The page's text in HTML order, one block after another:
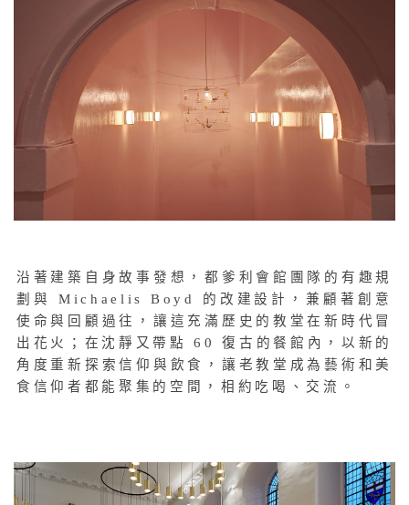
沿著建築自身故事發想，都爹利會館團隊的有趣規
劃與 Michaelis Boyd 的改建設計，兼顧著創意
使命與回顧過往，讓這充滿歷史的教堂在新時代冒
出花火；在沈靜又帶點 60 復古的餐館內，以新的
角度重新探索信仰與飲食，讓老教堂成為藝術和美
食信仰者都能聚集的空間，相約吃喝、交流。